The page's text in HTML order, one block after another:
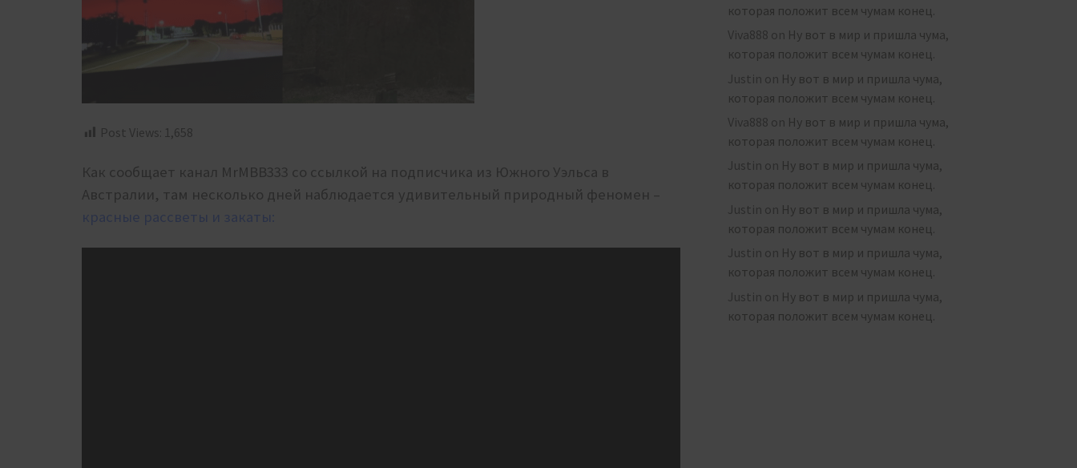
Post Views: 1,658
Как сообщает канал MrMBB333 со ссылкой на подписчика из Южного Уэльса в
Австралии, там несколько дней наблюдается удивительный природный феномен –
красные рассветы и закаты:
которая положит всем чумам конец.
Viva888 on Ну вот в мир и пришла чума,
которая положит всем чумам конец.
Justin on Ну вот в мир и пришла чума,
которая положит всем чумам конец.
Viva888 on Ну вот в мир и пришла чума,
которая положит всем чумам конец.
Justin on Ну вот в мир и пришла чума,
которая положит всем чумам конец.
Justin on Ну вот в мир и пришла чума,
которая положит всем чумам конец.
Justin on Ну вот в мир и пришла чума,
которая положит всем чумам конец.
Justin on Ну вот в мир и пришла чума,
которая положит всем чумам конец.